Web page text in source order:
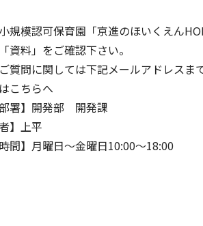
ライフキャリアサービス一覧へ
規模認可保育園「京進のほいくえん
資料」をご確認下さい。
質問に関しては下記メールアドレスま
こちらへ
部署】開発部 開発課
】上平
時間】月曜日～金曜日10:00〜18:00